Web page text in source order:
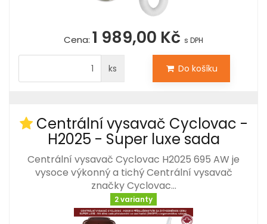
Cena: 1 989,00 Kč s DPH
ks Do košíku
Centrální vysavač Cyclovac -
H2025 - Super luxe sada
Centrální vysavač Cyclovac H2025 695 AW je
vysoce výkonný a tichý Centrální vysavač
značky Cyclovac…
2 varianty